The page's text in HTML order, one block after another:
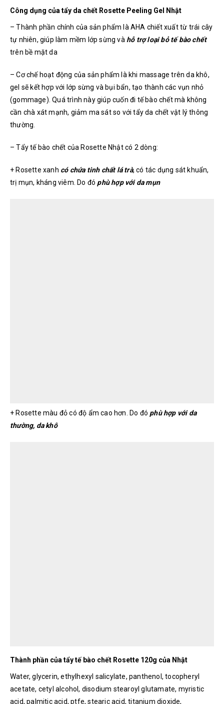
Công dụng của tẩy da chết Rosette Peeling Gel Nhật
– Thành phần chính của sản phẩm là AHA chiết xuất từ trái cây
tự nhiên, giúp làm mềm lớp sừng vàhỗ trợ loại bỏ tế bào chết
trên bề mặt da
– Cơ chế hoạt động của sản phẩm là khi massage trên da khô,
gel sẽ kết hợp với lớp sừng và bụi bẩn, tạo thành các vụn nhỏ
(gommage). Quá trình này giúp cuốn đi tế bào chết mà không
cần chà xát mạnh, giảm ma sát so với tẩy da chết vật lý thông
thường.
– Tẩy tế bào chết của Rosette Nhật có 2 dòng:
+ Rosette xanh có chứa tinh chất lá trà, có tác dụng sát khuẩn,
trị mụn, kháng viêm. Do đóphù hợp với da mụn
+ Rosette màu đỏ có độ ẩm cao hơn. Do đóphù hợp với da
thường, da khô
Thành phần của tẩy tế bào chết Rosette 120g của Nhật
Water, glycerin, ethylhexyl salicylate, panthenol, tocopheryl
acetate, cetyl alcohol, disodium stearoyl glutamate, myristic
acid, palmitic acid, ptfe, stearic acid, titanium dioxide,